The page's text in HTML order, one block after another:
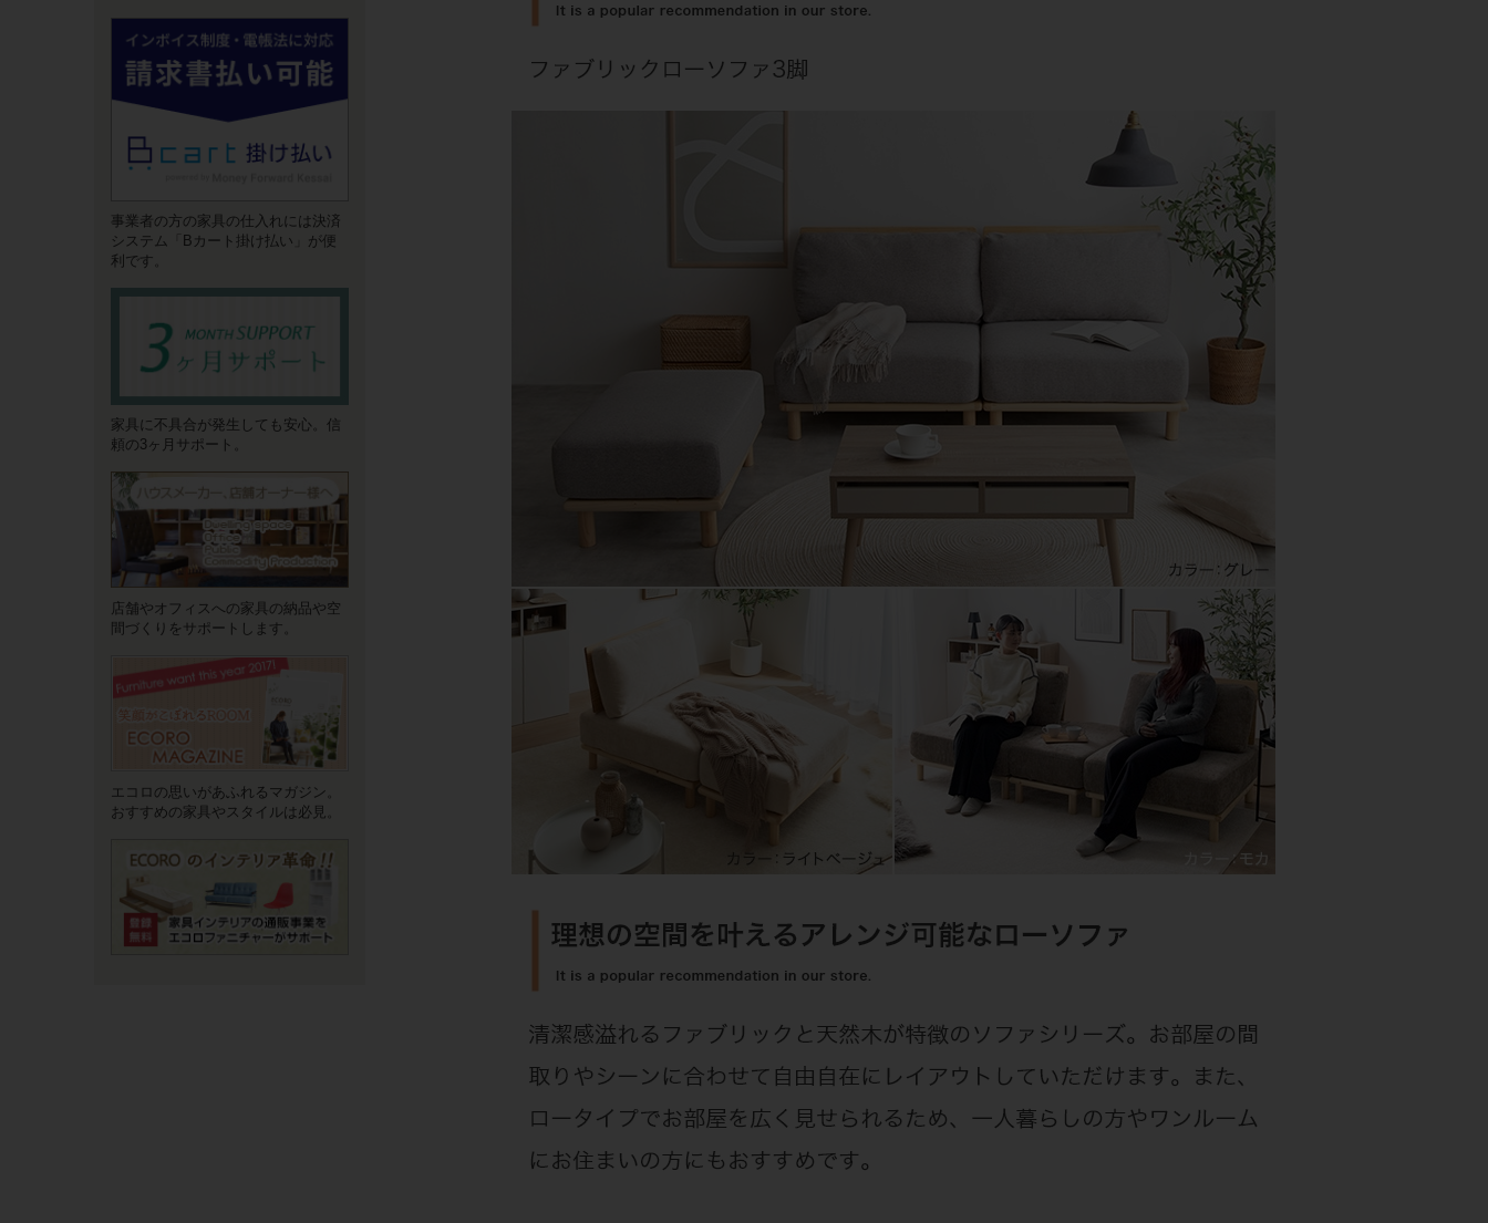
事業者の方の家具の仕入れには決済
システム「Bカート掛け払い」が便
利です。
家具に不具合が発生しても安心。信
頼の3ヶ月サポート。
店舗やオフィスへの家具の納品や空
間づくりをサポートします。
エコロの思いがあふれるマガジン。
おすすめの家具やスタイルは必見。